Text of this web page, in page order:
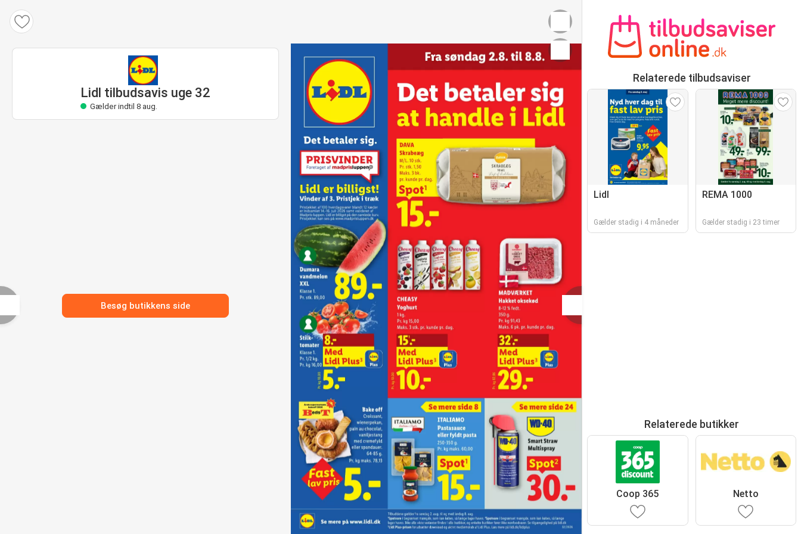
Lidl tilbudsavis uge 32
Gælder indtil 8 aug.
Besøg butikkens side
Relaterede tilbudsaviser
Lidl
Gælder stadig i 4 måneder
REMA 1000
Gælder stadig i 23 timer
Relaterede butikker
Coop 365 Netto